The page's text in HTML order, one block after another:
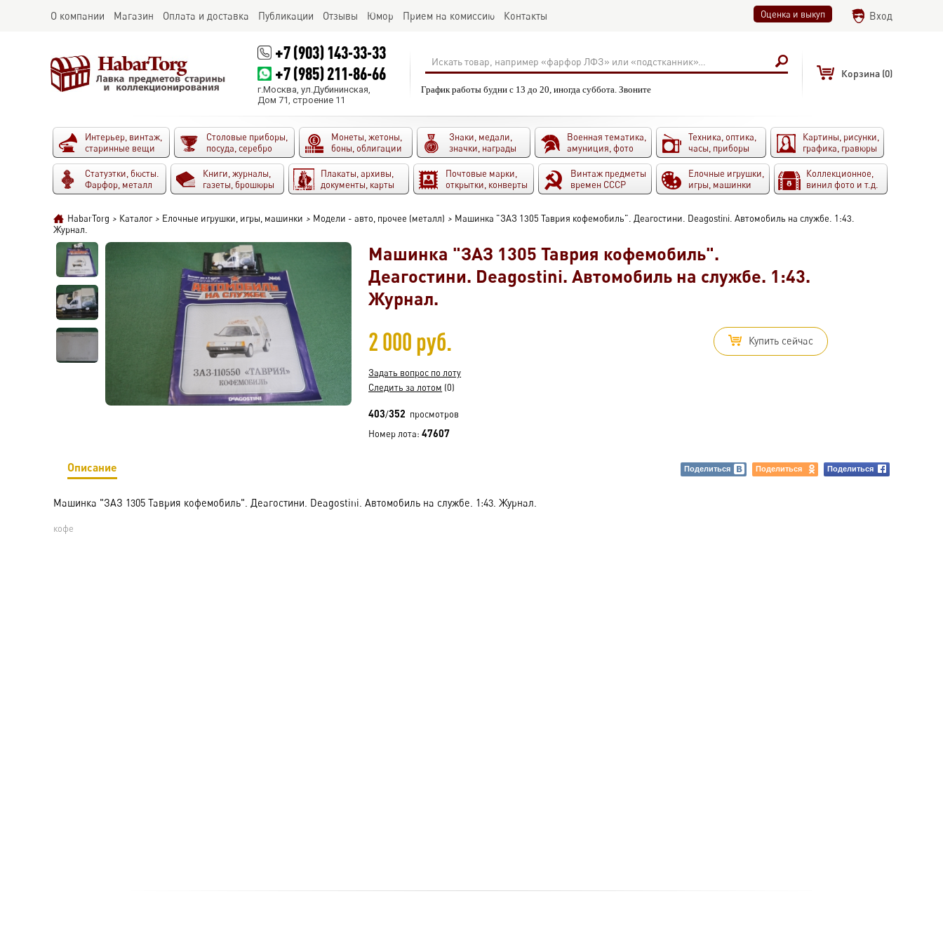
О компании Магазин Оплата и доставка Публикации Отзывы Юмор Прием на комиссию Контакты Оценка и выкуп Вход
+7 (903) 143-33-33
+7 (985) 211-86-66
г.Москва, ул.Дубининская,
Дом 71, строение 11
График работы будни с 13 до 20, иногда суббота. Звоните
Корзина (0)
Интерьер, винтаж,
старинные вещи
Столовые приборы,
посуда, серебро
Монеты, жетоны,
боны, облигации
Знаки, медали,
значки, награды
Военная тематика,
амуниция, фото
Техника, оптика,
часы, приборы
Картины, рисунки,
графика, гравюры
Статуэтки, бюсты.
Фарфор, металл
Книги, журналы,
газеты, брошюры
Плакаты, архивы,
документы, карты
Почтовые марки,
открытки, конверты
Винтаж предметы
времен СССР
Елочные игрушки,
игры, машинки
Коллекционное,
винил фото и т.д.
HabarTorg > Каталог > Елочные игрушки, игры, машинки > Модели - авто, прочее (металл) > Машинка "ЗАЗ 1305 Таврия кофемобиль". Деагостини. Deagostini. Автомобиль на службе. 1:43.
Журнал.
Машинка "ЗАЗ 1305 Таврия кофемобиль".
Деагостини. Deagostini. Автомобиль на службе. 1:43.
Журнал.
2 000 руб. Купить сейчас
Задать вопрос по лоту
Следить за лотом (0)
403/352 просмотров
Номер лота:47607
Описание Поделиться Поделиться Поделиться
Машинка "ЗАЗ 1305 Таврия кофемобиль". Деагостини. Deagostini. Автомобиль на службе. 1:43. Журнал.
кофе